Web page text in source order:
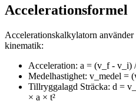
Accelerationsformel
Accelerationskalkylatorn
kinematik:
Acceleration: a = (v_f - v_i)
Medelhastighet: v_medel =
Tillryggalagd Sträcka: d =
× a × t²